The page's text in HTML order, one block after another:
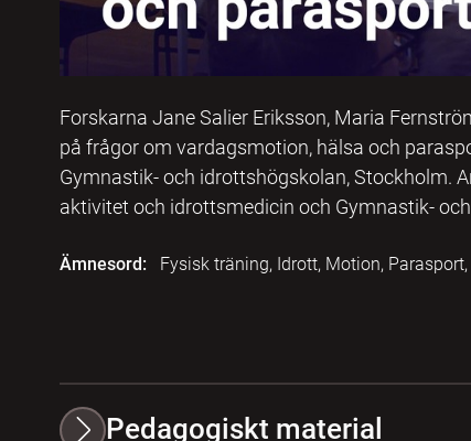
Forskarna Jane Salier Eriksson, Maria
på frågor om vardagsmotion, hälsa och
Gymnastik- och idrottshögskolan, Stockholm.
aktivitet och idrottsmedicin och Gymnastik-
Ämnesord: Fysisk träning, Idrott, Motion, Parasport,
Pedagogiskt material